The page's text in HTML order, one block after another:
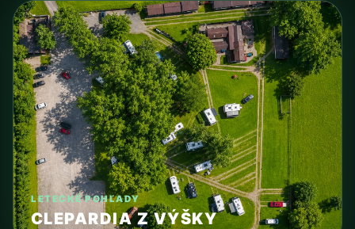
LETECKÉ POHĽADY
CLEPARDIA Z VÝŠKY